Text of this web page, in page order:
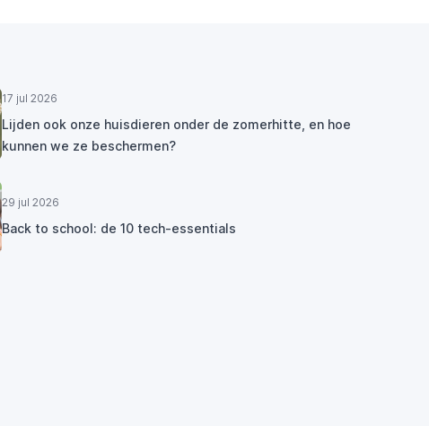
17 jul 2026
Lijden ook onze huisdieren onder de zomerhitte, en hoe
kunnen we ze beschermen?
29 jul 2026
Back to school: de 10 tech-essentials